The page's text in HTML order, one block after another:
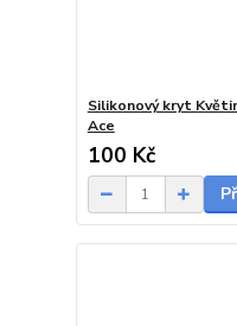
Silikonový kryt
Ace
100 Kč